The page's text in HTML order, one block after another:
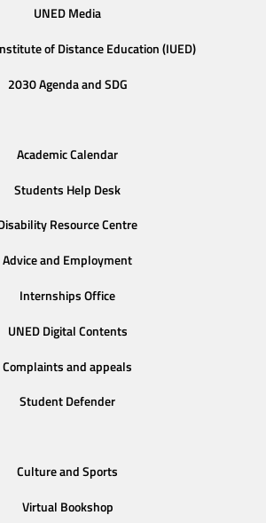
UNED Media
of Distance Education (IUED)
2030 Agenda and SDG
Academic Calendar
Students Help Desk
Resource Centre
Advice and Employment
Internships Office
UNED Digital Contents
Complaints and appeals
Student Defender
Culture and Sports
Virtual Bookshop